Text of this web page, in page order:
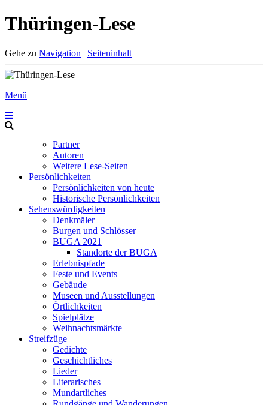
Thüringen-Lese
Gehe zu Navigation | Seiteninhalt
Menü
Partner
Autoren
Weitere Lese-Seiten
Persönlichkeiten
Persönlichkeiten von heute
Historische Persönlichkeiten
Sehenswürdigkeiten
Denkmäler
Burgen und Schlösser
BUGA 2021
Standorte der BUGA
Erlebnispfade
Feste und Events
Gebäude
Museen und Ausstellungen
Örtlichkeiten
Spielplätze
Weihnachtsmärkte
Streifzüge
Gedichte
Geschichtliches
Lieder
Literarisches
Mundartliches